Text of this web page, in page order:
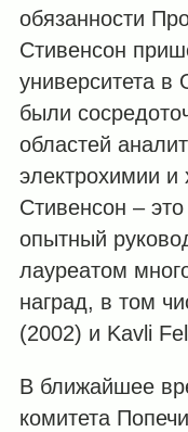
обязанности
Стивенсон
университета в
были
областей
электрохимии и
Стивенсон –
опытный
лауреатом
наград, в том
(2002) и Kavli
В ближайшее
комитета